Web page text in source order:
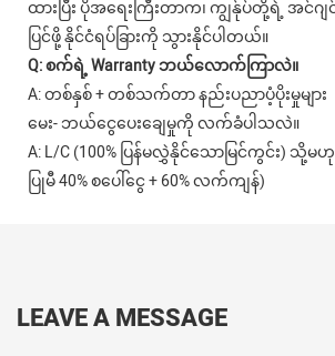
ထားပြီး ပိုအရေးကြီးတာက၊ ကျွန်ုပ်တို့ရဲ့ အင်
ပြင်ဖို့ နိုင်ငံရပ်ခြားကို သွားနိုင်ပါတယ်။
Q: စက်ရဲ့ Warranty ဘယ်လောက်ကြာလဲ။
A: တစ်နှစ် + တစ်သက်တာ နည်းပညာပံ့ပိုးမှုများ
မေး- ဘယ်ငွေပေးချေမှုကို လက်ခံပါသလဲ။
A: L/C (100% ပြန်မလွှဲနိုင်သောမြင်ကွင်း) သို့မဟု
ပြုမီ 40% စပေါ်ငွေ + 60% လက်ကျန်)
LEAVE A MESSAGE